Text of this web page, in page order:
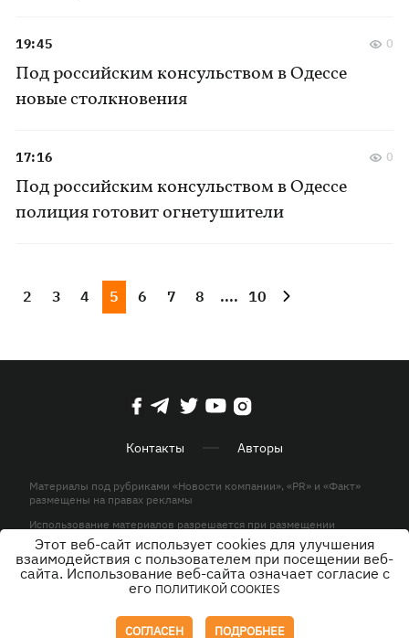
Под российским консульством в Одессе
новые столкновения
19:45 0
Под российским консульством в Одессе
полиция готовит огнетушители
17:16 0
2 3 4 5 6 7 8 .... 10
Контакты Авторы
Материалы под рубриками «Новости компании», «PR» и «Факт»
размещены на правах рекламы
Использование материалов разрешается при размещении
активной гиперссылки на KP.UA в первом абзаце.
© ООО «ЮЛАВ МЕДИА»,2026. Все права защищены.
Этот веб-сайт использует cookies для улучшения
взаимодействия с пользователем при посещении веб-
сайта. Использование веб-сайта означает согласие с
его ПОЛИТИКОЙ COOKIES
СОГЛАСЕН ПОДРОБНЕЕ